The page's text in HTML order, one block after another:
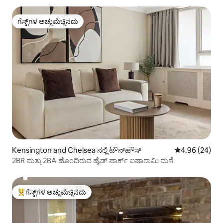
ಗೆಸ್ಟ್‌ಗಳ ಅಚ್ಚುಮೆಚ್ಚಿನದು
ಗೆಸ್ಟ್‌ಗಳ ಅಚ್ಚುಮೆಚ್ಚಿನದು
Kensington and Chelsea ನಲ್ಲಿ ಟೌನ್‌ಹೌಸ್ 5 ರಲ್ಲಿ 4.96
4.96 (24)
2BR ಮತ್ತು 2BA ಹೊಂದಿರುವ ಹೈಡ್ ಪಾರ್ಕ್ ಐಷಾರಾಮಿ ಮನೆ
ಗೆಸ್ಟ್‌ಗಳಿಗೆ ಅತಿ ಹೆಚ್ಚು ಅಚ್ಚುಮೆಚ್ಚಿನದು
ಗೆಸ್ಟ್‌ಗಳ ಅಚ್ಚುಮೆಚ್ಚಿನದು